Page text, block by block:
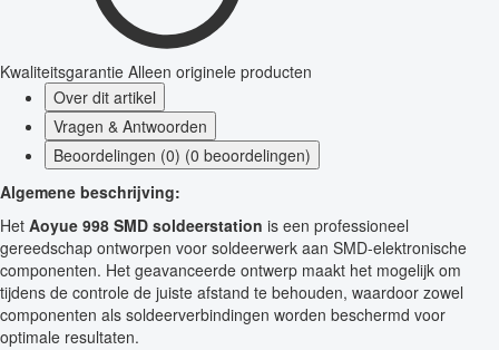
Kwaliteitsgarantie Alleen originele producten
Over dit artikel
Vragen & Antwoorden
Beoordelingen (0) (0 beoordelingen)
Algemene beschrijving:
Het Aoyue 998 SMD soldeerstation is een professioneel
gereedschap ontworpen voor soldeerwerk aan SMD-elektronische
componenten. Het geavanceerde ontwerp maakt het mogelijk om
tijdens de controle de juiste afstand te behouden, waardoor zowel
componenten als soldeerverbindingen worden beschermd voor
optimale resultaten.